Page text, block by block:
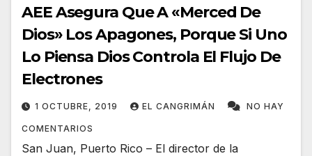
AEE Asegura Que A «Merced De
Dios» Los Apagones, Porque Si Uno
Lo Piensa Dios Controla El Flujo De
Electrones
1 OCTUBRE, 2019 EL CANGRIMÁN NO HAY
COMENTARIOS
San Juan, Puerto Rico – El director de la